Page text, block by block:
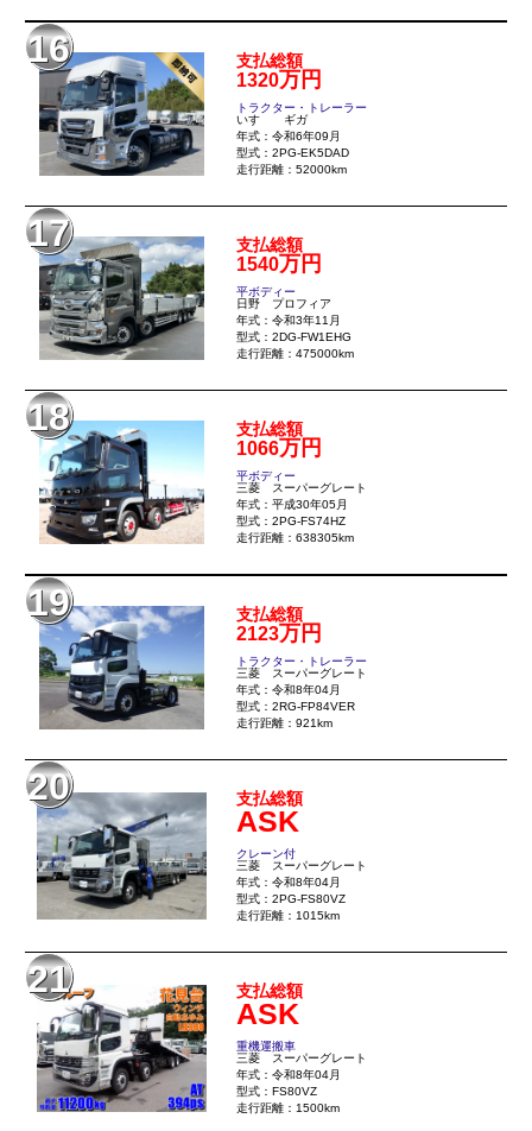
16 支払総額
1320万円
トラクター・トレーラー
いすゞ ギガ
年式：令和6年09月
型式：2PG-EK5DAD
走行距離：52000km
17 支払総額
1540万円
平ボディー
日野 プロフィア
年式：令和3年11月
型式：2DG-FW1EHG
走行距離：475000km
18 支払総額
1066万円
平ボディー
三菱 スーパーグレート
年式：平成30年05月
型式：2PG-FS74HZ
走行距離：638305km
19 支払総額
2123万円
トラクター・トレーラー
三菱 スーパーグレート
年式：令和8年04月
型式：2RG-FP84VER
走行距離：921km
20 支払総額
ASK
クレーン付
三菱 スーパーグレート
年式：令和8年04月
型式：2PG-FS80VZ
走行距離：1015km
21 支払総額
ASK
重機運搬車
三菱 スーパーグレート
年式：令和8年04月
型式：FS80VZ
走行距離：1500km